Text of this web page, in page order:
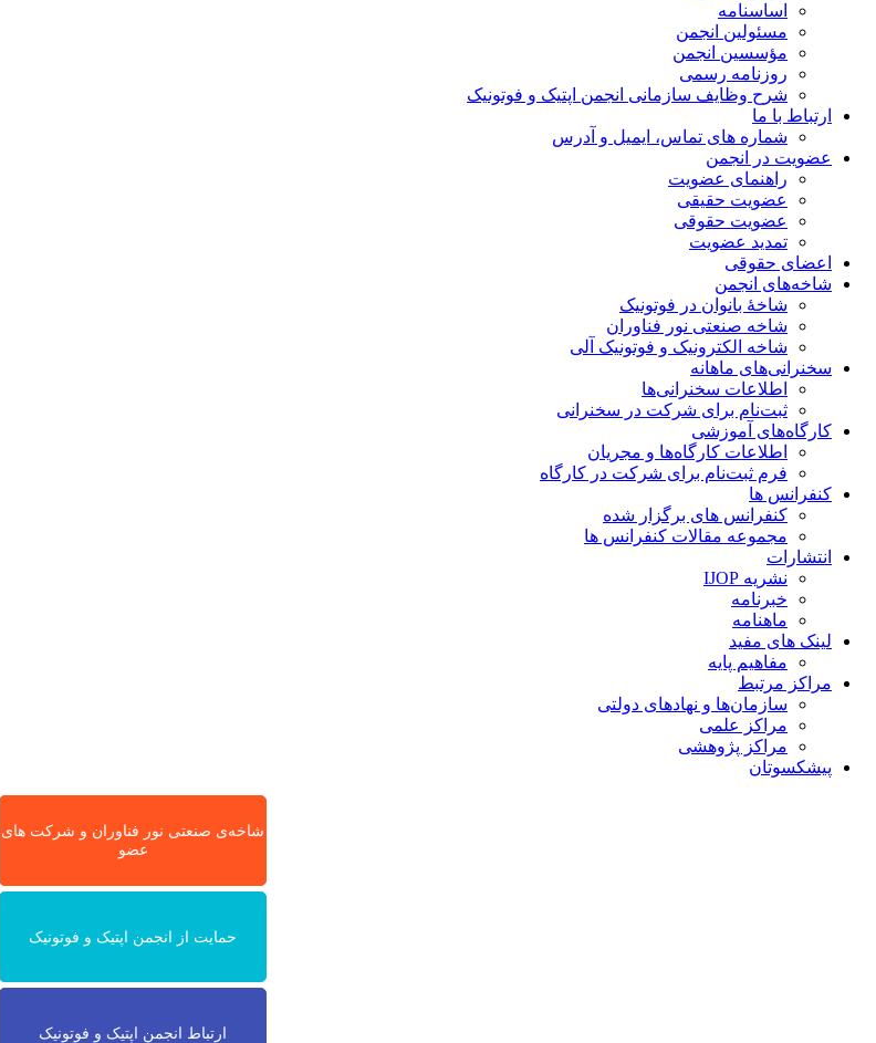
اساسنامه
مسئولین انجمن
مؤسسین انجمن
روزنامه رسمی
شرح وظایف سازمانی انجمن اپتیک و فوتونیک
ارتباط با ما
شماره های تماس، ایمیل و آدرس
عضویت در انجمن
راهنمای عضویت
عضویت حقیقی
عضویت حقوقی
تمدید عضویت
اعضای حقوقی
شاخه‌های انجمن
شاخۀ بانوان در فوتونیک
شاخه صنعتی نور فناوران
شاخه‌ الکترونیک و فوتونیک آلی
سخنرانی‌های ماهانه
اطلاعات سخنرانی‌‌ها
ثبت‌نام برای شرکت در سخنرانی
کارگاه‌های آموزشی
اطلاعات کارگاه‌ها و مجریان
فرم ثبت‌نام برای شرکت در کارگاه
کنفرانس ها
کنفرانس های برگزار شده
مجموعه مقالات کنفرانس ها
انتشارات
نشریه IJOP
خبرنامه
ماهنامه
لینک های مفید
مفاهیم پایه
مراکز مرتبط
سازمان‌ها و نهادهای دولتی
مراکز علمی
مراکز پژوهشی
پیشکسوتان
شاخه‌ی صنعتی نور فناوران و شرکت های
عضو
حمایت از انجمن اپتیک و فوتونیک
ارتباط انجمن اپتیک و فوتونیک